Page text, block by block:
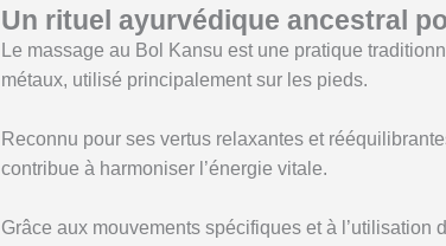
Un rituel ayurvédique ancestral
Le massage au Bol Kansu est une pratique
métaux, utilisé principalement sur les pieds.
Reconnu pour ses vertus relaxantes et
contribue à harmoniser l’énergie vitale.
Grâce aux mouvements spécifiques et à